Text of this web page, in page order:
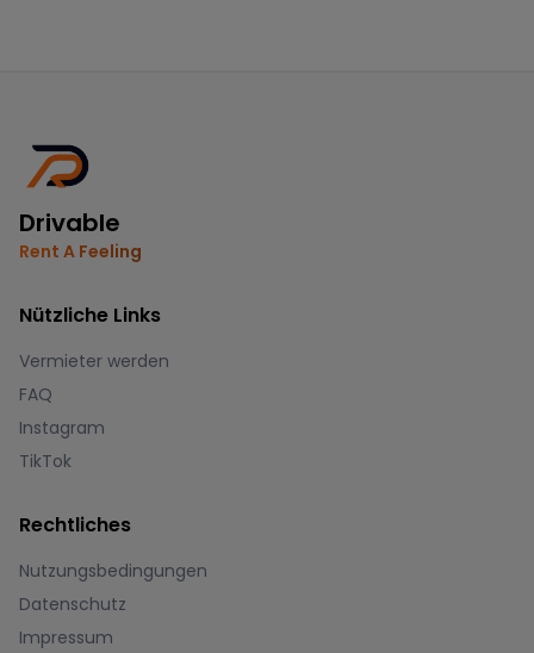
Drivable
Rent A Feeling
Nützliche Links
Vermieter werden
FAQ
Instagram
TikTok
Rechtliches
Nutzungsbedingungen
Datenschutz
Impressum